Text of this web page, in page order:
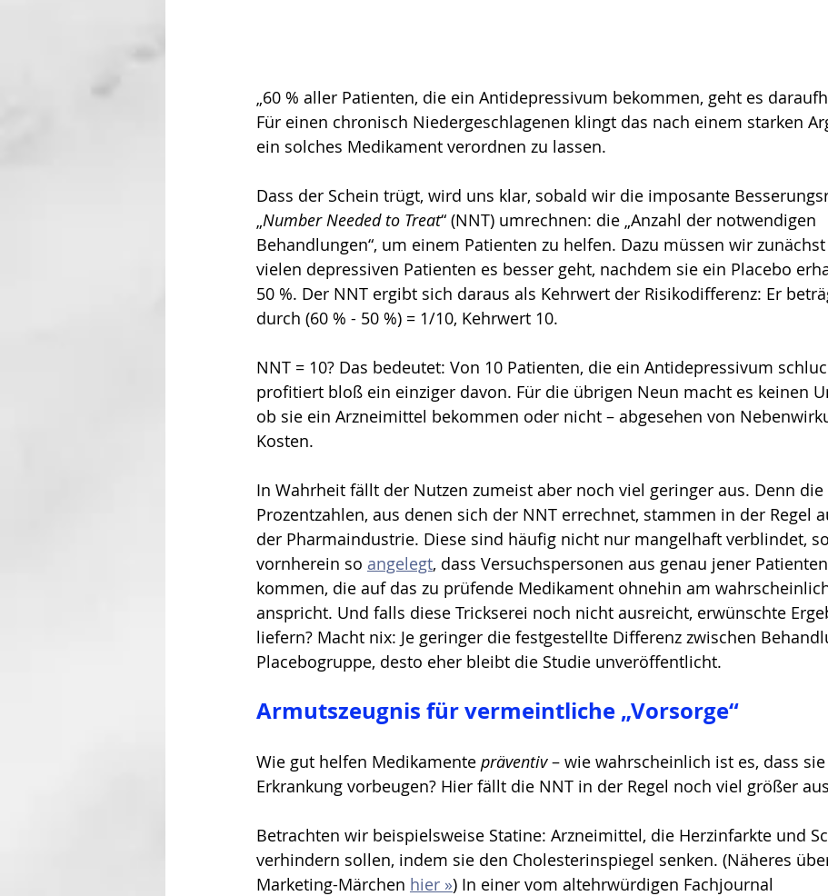
„60 % aller Patienten, die ein Antidepressivum bekommen, geht es
Für einen chronisch Niedergeschlagenen klingt das nach einem starken
ein solches Medikament verordnen zu lassen.
Dass der Schein trügt, wird uns klar, sobald wir die imposante
Number Needed to Treat“ (NNT) umrechnen: die „Anzahl der notwendigen
Behandlungen“, um einem Patienten zu helfen. Dazu müssen wir
vielen depressiven Patienten es besser geht, nachdem sie ein Placebo
50 %. Der NNT ergibt sich daraus als Kehrwert der Risikodifferenz: Er
durch (60 % - 50 %) = 1/10, Kehrwert 10.
NNT = 10? Das bedeutet: Von 10 Patienten, die ein Antidepressivum
profitiert bloß ein einziger davon. Für die übrigen Neun macht es keinen
ob sie ein Arzneimittel bekommen oder nicht – abgesehen von
Kosten.
In Wahrheit fällt der Nutzen zumeist aber noch viel geringer aus. Denn die
Prozentzahlen, aus denen sich der NNT errechnet, stammen in der Regel
der Pharmaindustrie. Diese sind häufig nicht nur mangelhaft verblindet,
vornherein so angelegt, dass Versuchspersonen aus genau jener
kommen, die auf das zu prüfende Medikament ohnehin am
anspricht. Und falls diese Trickserei noch nicht ausreicht, erwünschte
liefern? Macht nix: Je geringer die festgestellte Differenz zwischen
Placebogruppe, desto eher bleibt die Studie unveröffentlicht.
Armutszeugnis für vermeintliche „Vorsorge“
Wie gut helfen Medikamente präventiv – wie wahrscheinlich ist es, dass
Erkrankung vorbeugen? Hier fällt die NNT in der Regel noch viel größer
Betrachten wir beispielsweise Statine: Arzneimittel, die Herzinfarkte und
verhindern sollen, indem sie den Cholesterinspiegel senken. (Näheres
Marketing-Märchen hier ») In einer vom altehrwürdigen Fachjournal